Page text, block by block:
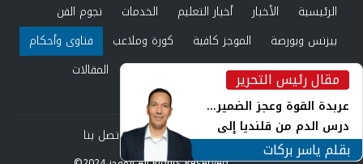
مقال رئيس التحرير
عربدة القوة وعجز الضمير...
درس الدم من قلنديا إلى
جنوب لبنان
بقلم ياسر بركات
الرئيسية الأخبار أخبار التعليم الخدمات
نجوم الفن
بيزنس وبورصة
الموجز كافية كورة وملاعب
فتاوى وأحكام
صحة وجمال
عرب وعالم حوادث ومحاكم
المقالات
العدد الورقي
من نحن
سياسة الخصوصية اتصل بنا